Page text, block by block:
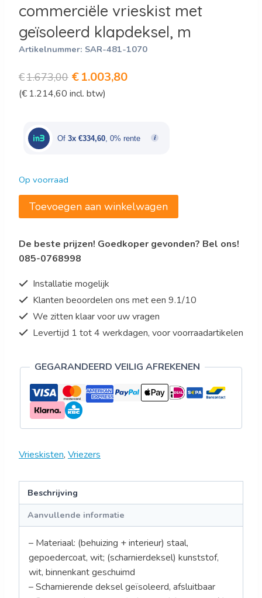
commerciële vrieskist met
geïsoleerd klapdeksel, m
Artikelnummer: SAR-481-1070
€1.673,00 Oorspronkelijke
prijs
€1.673,00.
€1.003,80Huidige
€1.003,80.
(€ 1.214,60 incl. btw)
Of 3x €334,60 , 0% rente
Op voorraad
commerciële
vrieskist
geïsoleerd
klapdeksel,
aantal
Toevoegen aan winkelwagen
De beste prijzen! Goedkoper gevonden? Bel ons!
085-0768998
Installatie mogelijk
Klanten beoordelen ons met een 9.1/10
We zitten klaar voor uw vragen
Levertijd 1 tot 4 werkdagen, voor voorraadartikelen
GEGARANDEERD VEILIG AFREKENEN
Vrieskisten, Vriezers
Beschrijving
Aanvullende informatie
– Materiaal: (behuizing + interieur) staal,
gepoedercoat, wit; (scharnierdeksel) kunststof,
wit, binnenkant geschuimd
– Scharnierende deksel geïsoleerd, afsluitbaar